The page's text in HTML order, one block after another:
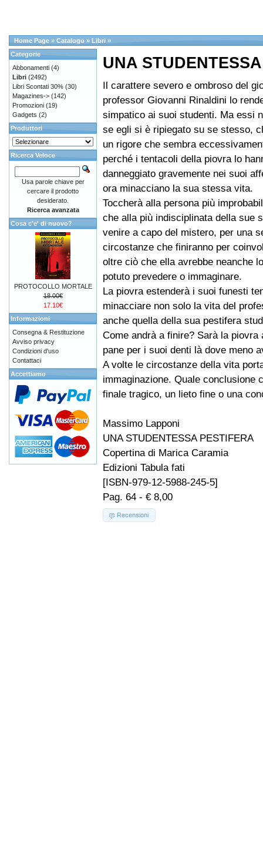
Home Page » Catalogo » Libri »
UNA
Il carattere severo e ombroso del
professor Giovanni Rinaldini lo
simpatico ai suoi studenti. Ma essi
se egli si è ripiegato su se stesso,
un rigore che sembra
perché i tentacoli della piovra lo
danneggiato gravemente nei suoi
ora minacciano la sua stessa vita.
Toccherà alla persona più
che alla più indisciplinata della sue
venire a capo del mistero, per una
circostanze che finiranno per
oltre ciò che ella avrebbe neanche
potuto prevedere o immaginare.
La piovra estenderà i suoi funesti
minacciare non solo la vita del
anche quella della sua pestifera
Come andrà a finire? Sarà la
pane per i suoi denti là dove meno
A volte le circostanze della vita
immaginazione. Quale conclusione
finale tragico, un lieto fine o una
Massimo Lapponi
UNA STUDENTESSA PESTIFERA
Copertina di Marica Caramia
Edizioni Tabula fati
[ISBN-979-12-5988-245-5]
Pag. 64 - € 8,00
Recensioni
Categorie
Abbonamenti (4)
Libri (2492)
Libri Scontati 30% (30)
Magazines-> (142)
Promozioni (19)
Gadgets (2)
Produttori
Ricerca Veloce
Usa parole chiave per
cercare il prodotto
desiderato.
Ricerca avanzata
Cosa c'e' di nuovo?
PROTOCOLLO MORTALE
18.00€
17.10€
Informazioni
Consegna & Restituzione
Avviso privacy
Condizioni d'uso
Contattaci
Accettiamo